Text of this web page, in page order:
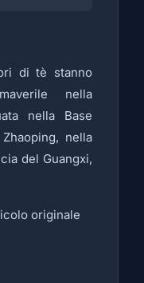
di tè stanno
nella
nella Base
nella
del Guangxi,
originale